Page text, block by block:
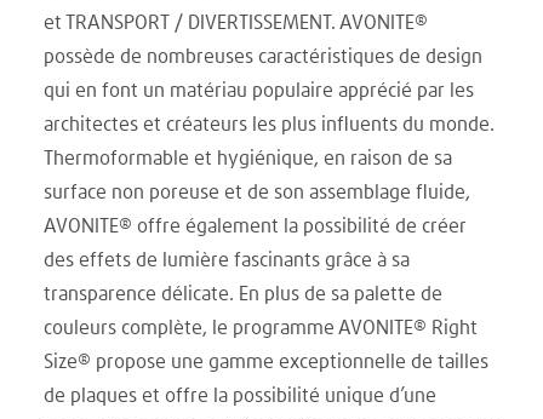
et TRANSPORT / DIVERTISSEMENT. AVONITE®
possède de nombreuses caractéristiques de design
qui en font un matériau populaire apprécié par les
architectes et créateurs les plus influents du monde.
Thermoformable et hygiénique, en raison de sa
surface non poreuse et de son assemblage fluide,
AVONITE® offre également la possibilité de créer
des effets de lumière fascinants grâce à sa
transparence délicate. En plus de sa palette de
couleurs complète, le programme AVONITE® Right
Size® propose une gamme exceptionnelle de tailles
de plaques et offre la possibilité unique d’une